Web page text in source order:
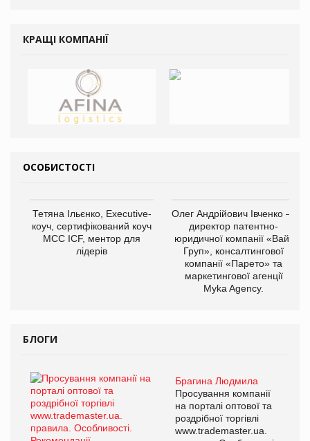
КРАЩІ КОМПАНІЇ
ОСОБИСТОСТІ
Тетяна Ільєнко, Executive-
коуч, сертифікований коуч
МСС ICF, ментор для
лідерів
Олег Андрійович Івченко —
директор патентно-
юридичної компанії «Вайз
Груп», консалтингової
компанії «Парето» та
маркетингової агенції
Myka Agency.
БЛОГИ
Брагина Людмила
Просування компанії
на порталі оптової та
роздрібної торгівлі
www.trademaster.ua.